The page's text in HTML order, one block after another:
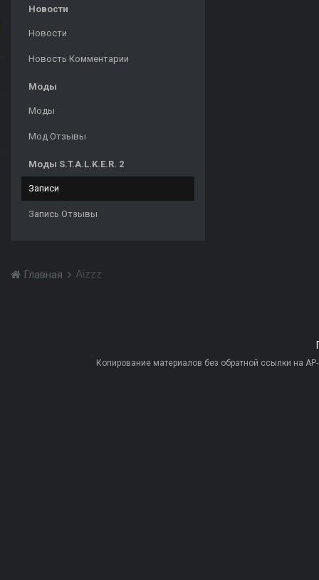
Новости
Новости
Новость Комментарии
Моды
Моды
Мод Отзывы
Моды S.T.A.L.K.E.R. 2
Записи
Запись Отзывы
Главная Aizzz
Копирование материалов без обратной ссылки на